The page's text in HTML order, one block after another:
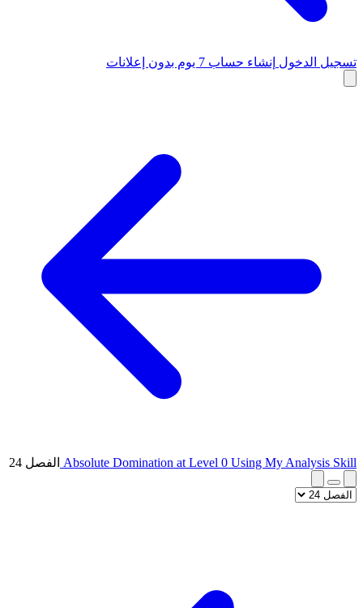
تسجيل الدخول إنشاء حساب 7 يوم بدون إعلانات
Absolute Domination at Level 0 Using My Analysis Skill الفصل 24